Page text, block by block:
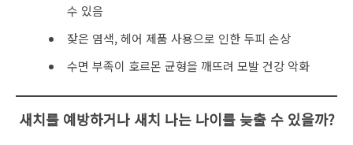
수 있음
잦은 염색, 헤어 제품 사용으로 인한 두피 손상
수면 부족이 호르몬 균형을 깨뜨려 모발 건강 악화
새치를 예방하거나 새치 나는 나이를 늦출 수 있을까?